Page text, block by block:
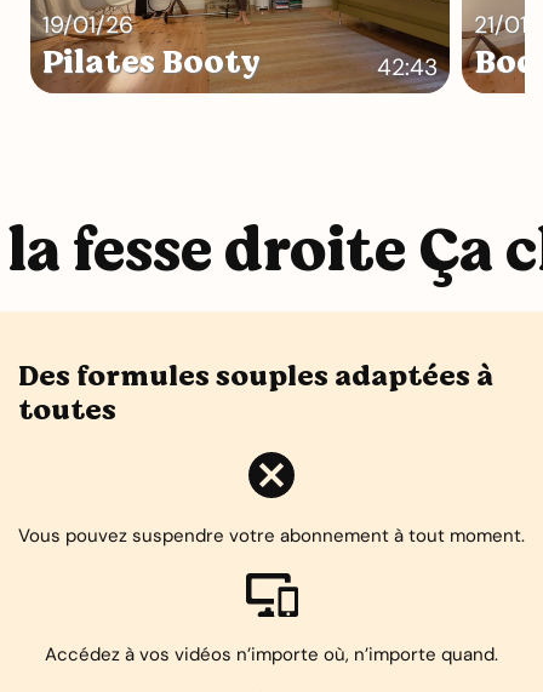
19/01/26
Pilates Booty 42:43
21/
fesse droite Ça
Des formules souples adaptées à
toutes
Vous pouvez suspendre votre abonnement à tout moment.
Accédez à vos vidéos n’importe où, n’importe quand.